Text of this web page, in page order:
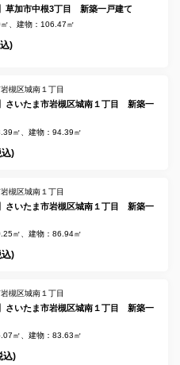
草加市中根3丁目 新築一戸建て
建物：106.47㎡
)
槻区城南１丁目
さいたま市岩槻区城南１丁目 新築一
㎡ 建物：94.39㎡
)
槻区城南１丁目
さいたま市岩槻区城南１丁目 新築一
㎡ 建物：86.94㎡
)
槻区城南１丁目
さいたま市岩槻区城南１丁目 新築一
㎡ 建物：83.63㎡
込)